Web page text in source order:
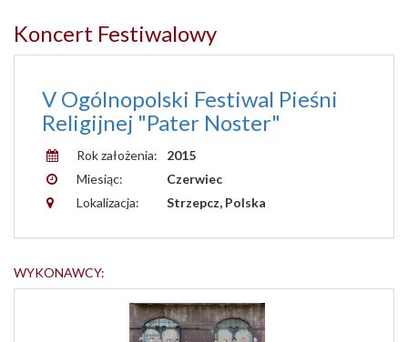
Koncert Festiwalowy
V Ogólnopolski Festiwal Pieśni
Religijnej "Pater Noster"
Rok założenia:
2015
Miesiąc:
Czerwiec
Lokalizacja:
Strzepcz, Polska
WYKONAWCY: